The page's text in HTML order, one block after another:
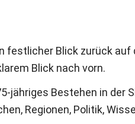
festlicher Blick zurück
Blick nach vorn.
jähriges Bestehen in
Regionen, Politik,